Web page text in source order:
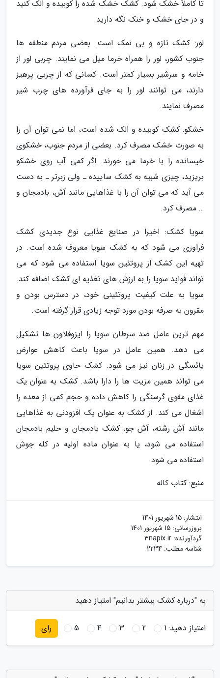
تا کاملاً خشک شود. کشک خشک شده را کوبیده و الک کنید
و در جای خشک و خنک نگه دارید.
لور: کشک تازه و بی نمک است. بعضی مردم منطقه ها
جنوب کشور، لور را همراه خرما میل می نمایند. چربی لور از
خامه و سرشیر بسیار کمتر است. کسانی که از چربی پرهیز
دارند، می توانند لور را به جای فرآورده های چرب شیر
مصرف نمایند.
خشکو: کشک کوبیده و الک شده است، اما نمی توان آن را
به صورت خشک مصرف کرد. بعضی از مردم جنوب، خشکوی
خیسانده را با خرما می خورند. اگر کمی آب روی خشکو
بریزید، چیزی شبیه به کشک ساییده ـ ولی زبرتر ـ به دست
می آید که می توان آن را با غذاهایی مانند آش، بادمجان و
… مصرف کرد.
سویا کشک: اخیرا در صنایع غذایی نوع جدیدی کشک
فراوری می شود که به کشک سویا معروف شده است. در
تهیه این کشک از پروتئین سویا استفاده می شود که می
تواند فواید سویا را به ارزش های تغذیه ای کشک اضافه کند.
سویا به علت کیفیت پروتئینی خود، در دسترس بودن و
مقرون به صرفه بودن مورد توجه زیادی قرار گرفته است.
مهم ترین عامل ضد سرطان سویا را ایزوفلاون ها تشکیل
می دهد. همین عامل در سویا باعث کاهش عوارض
یائسگی در زنان نیز می شود. کشک حاوی پروتئین سویا
می تواند همین مزیت ها را دارا باشد. کشک به عنوان یک
غذای مقوی گرسنگی را کاهش داده و حجم کمی از معده را
اشغال می کند. از کشک به عنوان یک افزودنی به غذاهایی
مانند آش رشته، آش جو، کشک بادمجان و حلیم بادمجان
استفاده می شود، یا به عنوان ماده اولیه در کله جوش
استفاده می شود.
منبع: کتاب کاله
انتشار: 15 شهریور 1401
بروزرسانی: 15 شهریور 1401
گردآورنده: 3napix.ir
شناسه مطلب: 2234
به "درباره کشک بیشتر بدانیم" امتیاز دهید
امتیاز دهید:1
2
3
4
5 رای